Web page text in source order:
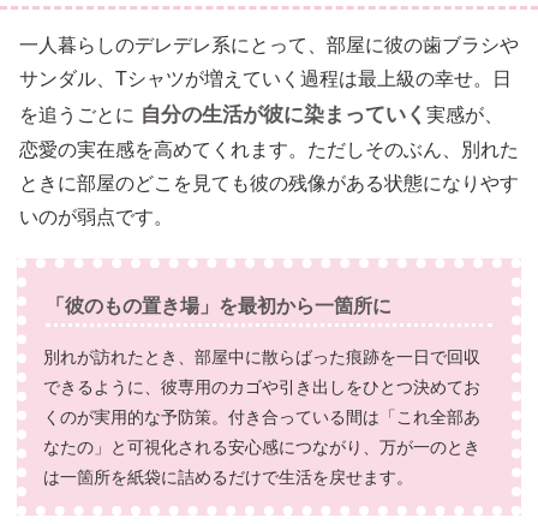
一人暮らしのデレデレ系にとって、部屋に彼の歯ブラシや
サンダル、Tシャツが増えていく過程は最上級の幸せ。日
を追うごとに 自分の生活が彼に染まっていく実感が、
恋愛の実在感を高めてくれます。ただしそのぶん、別れた
ときに部屋のどこを見ても彼の残像がある状態になりやす
いのが弱点です。
「彼のもの置き場」を最初から一箇所に
別れが訪れたとき、部屋中に散らばった痕跡を一日で回収
できるように、彼専用のカゴや引き出しをひとつ決めてお
くのが実用的な予防策。付き合っている間は「これ全部あ
なたの」と可視化される安心感につながり、万が一のとき
は一箇所を紙袋に詰めるだけで生活を戻せます。